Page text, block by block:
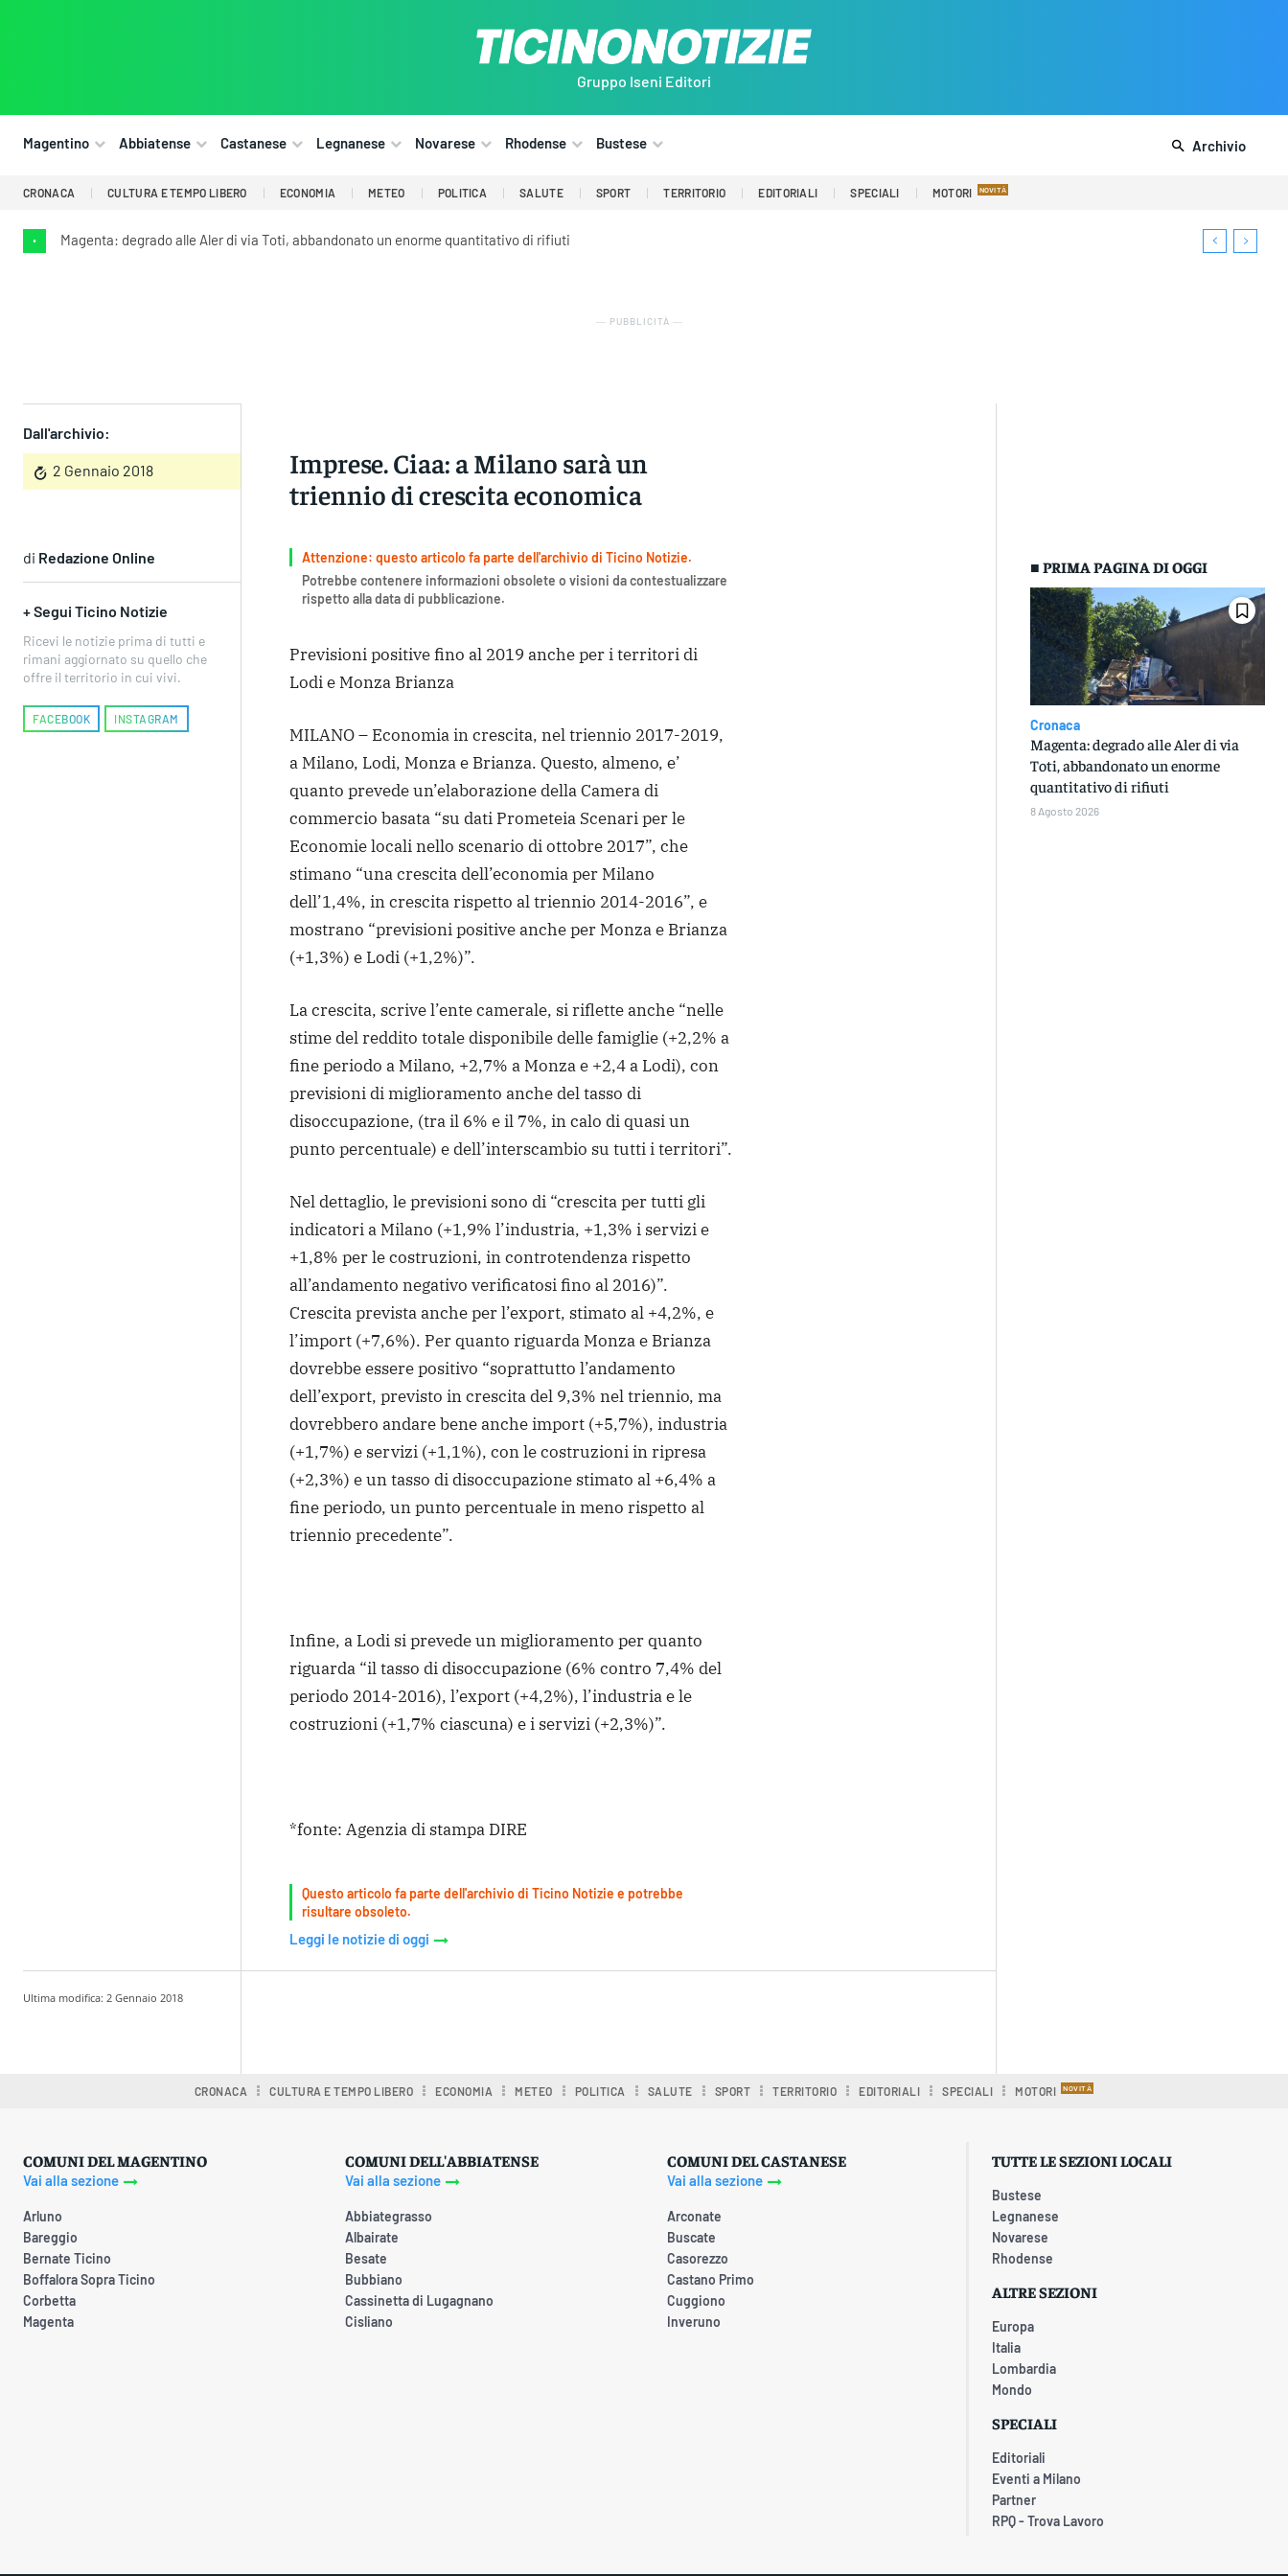
Gruppo Iseni Editori
Magentino Abbiatense Castanese Legnanese Novarese Rhodense Bustese Archivio
CRONACA CULTURA E TEMPO LIBERO ECONOMIA METEO POLITICA SALUTE SPORT TERRITORIO EDITORIALI SPECIALI MOTORI
• Magenta: degrado alle Aler di via Toti, abbandonato un enorme quantitativo di rifiuti
― PUBBLICITÀ ―
Dall'archivio:
2 Gennaio 2018
Imprese. Ciaa: a Milano sarà un
triennio di crescita economica
di Redazione Online
+ Segui Ticino Notizie
Ricevi le notizie prima di tutti e
rimani aggiornato su quello che
offre il territorio in cui vivi.
FACEBOOK INSTAGRAM
Attenzione: questo articolo fa parte dell'archivio di Ticino Notizie.
Potrebbe contenere informazioni obsolete o visioni da contestualizzare
rispetto alla data di pubblicazione.
Previsioni positive fino al 2019 anche per i territori di
Lodi e Monza Brianza
MILANO – Economia in crescita, nel triennio 2017-2019,
a Milano, Lodi, Monza e Brianza. Questo, almeno, e’
quanto prevede un’elaborazione della Camera di
commercio basata “su dati Prometeia Scenari per le
Economie locali nello scenario di ottobre 2017”, che
stimano “una crescita dell’economia per Milano
dell’1,4%, in crescita rispetto al triennio 2014-2016”, e
mostrano “previsioni positive anche per Monza e Brianza
(+1,3%) e Lodi (+1,2%)”.
La crescita, scrive l’ente camerale, si riflette anche “nelle
stime del reddito totale disponibile delle famiglie (+2,2% a
fine periodo a Milano, +2,7% a Monza e +2,4 a Lodi), con
previsioni di miglioramento anche del tasso di
disoccupazione, (tra il 6% e il 7%, in calo di quasi un
punto percentuale) e dell’interscambio su tutti i territori”.
Nel dettaglio, le previsioni sono di “crescita per tutti gli
indicatori a Milano (+1,9% l’industria, +1,3% i servizi e
+1,8% per le costruzioni, in controtendenza rispetto
all’andamento negativo verificatosi fino al 2016)”.
Crescita prevista anche per l’export, stimato al +4,2%, e
l’import (+7,6%). Per quanto riguarda Monza e Brianza
dovrebbe essere positivo “soprattutto l’andamento
dell’export, previsto in crescita del 9,3% nel triennio, ma
dovrebbero andare bene anche import (+5,7%), industria
(+1,7%) e servizi (+1,1%), con le costruzioni in ripresa
(+2,3%) e un tasso di disoccupazione stimato al +6,4% a
fine periodo, un punto percentuale in meno rispetto al
triennio precedente”.
Infine, a Lodi si prevede un miglioramento per quanto
riguarda “il tasso di disoccupazione (6% contro 7,4% del
periodo 2014-2016), l’export (+4,2%), l’industria e le
costruzioni (+1,7% ciascuna) e i servizi (+2,3%)”.
*fonte: Agenzia di stampa DIRE
Questo articolo fa parte dell'archivio di Ticino Notizie e potrebbe
risultare obsoleto.
Leggi le notizie di oggi
■ PRIMA PAGINA DI OGGI
Cronaca
Magenta: degrado alle Aler di via
Toti, abbandonato un enorme
quantitativo di rifiuti
8 Agosto 2026
Ultima modifica: 2 Gennaio 2018
CRONACA CULTURA E TEMPO LIBERO ECONOMIA METEO POLITICA SALUTE SPORT TERRITORIO EDITORIALI SPECIALI MOTORI
COMUNI DEL MAGENTINO
Vai alla sezione
Arluno
Bareggio
Bernate Ticino
Boffalora Sopra Ticino
Corbetta
Magenta
COMUNI DELL'ABBIATENSE
Vai alla sezione
Abbiategrasso
Albairate
Besate
Bubbiano
Cassinetta di Lugagnano
Cisliano
COMUNI DEL CASTANESE
Vai alla sezione
Arconate
Buscate
Casorezzo
Castano Primo
Cuggiono
Inveruno
TUTTE LE SEZIONI LOCALI
Bustese
Legnanese
Novarese
Rhodense
ALTRE SEZIONI
Europa
Italia
Lombardia
Mondo
SPECIALI
Editoriali
Eventi a Milano
Partner
RPQ - Trova Lavoro